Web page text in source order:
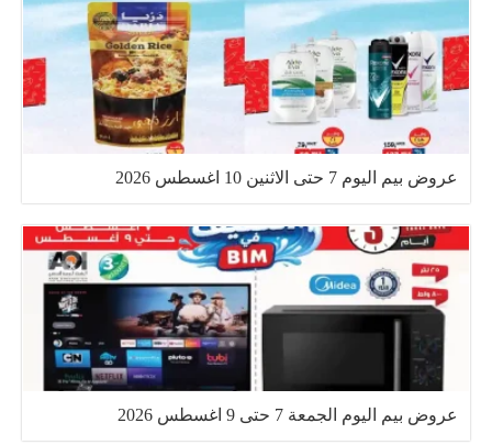
عروض بيم اليوم 7 حتى الاثنين 10 اغسطس 2026
عروض بيم اليوم الجمعة 7 حتى 9 اغسطس 2026